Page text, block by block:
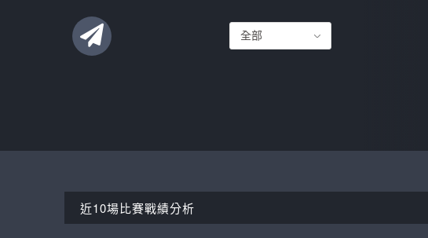
聯絡這支球隊
近10場比賽戰績分析